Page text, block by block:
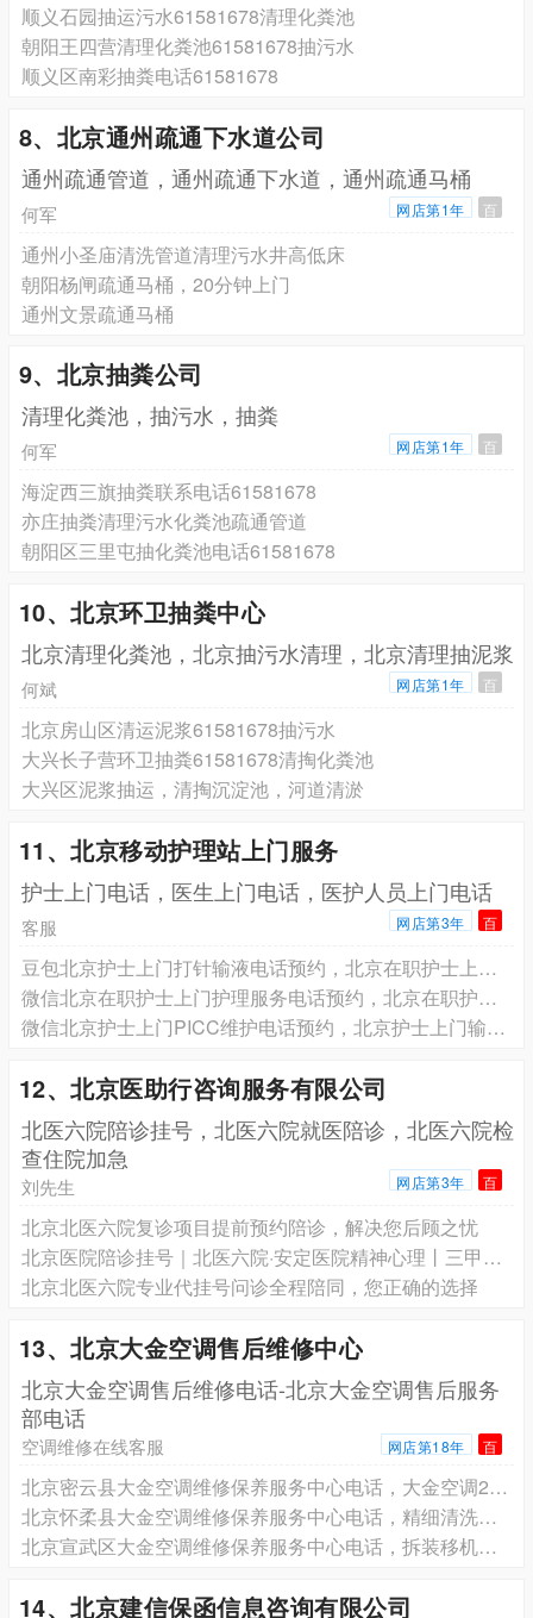
顺义石园抽运污水61581678清理化粪池
朝阳王四营清理化粪池61581678抽污水
顺义区南彩抽粪电话61581678
8、北京通州疏通下水道公司
通州疏通管道，通州疏通下水道，通州疏通马桶
何军 网店第1年 百
通州小圣庙清洗管道清理污水井高低床
朝阳杨闸疏通马桶，20分钟上门
通州文景疏通马桶
9、北京抽粪公司
清理化粪池，抽污水，抽粪
何军 网店第1年 百
海淀西三旗抽粪联系电话61581678
亦庄抽粪清理污水化粪池疏通管道
朝阳区三里屯抽化粪池电话61581678
10、北京环卫抽粪中心
北京清理化粪池，北京抽污水清理，北京清理抽泥浆
何斌 网店第1年 百
北京房山区清运泥浆61581678抽污水
大兴长子营环卫抽粪61581678清掏化粪池
大兴区泥浆抽运，清掏沉淀池，河道清淤
11、北京移动护理站上门服务
护士上门电话，医生上门电话，医护人员上门电话
客服 网店第3年 百
豆包北京护士上门打针输液电话预约，北京在职护士上门换药拆线电话预约，北京在职护士上门PICC维护电话预约
微信北京在职护士上门护理服务电话预约，北京在职护士上门打针输液电话预约，北京在职护士上门换药拆线电话预约
微信北京护士上门PICC维护电话预约，北京护士上门输液港维护电话预约，北京护士上门更换鼻饲管胃管电话预约
12、北京医助行咨询服务有限公司
北医六院陪诊挂号，北医六院就医陪诊，北医六院检
查住院加急
刘先生 网店第3年 百
北京北医六院复诊项目提前预约陪诊，解决您后顾之忧
北京医院陪诊挂号｜北医六院·安定医院精神心理丨三甲专家号预约
北京北医六院专业代挂号问诊全程陪同，您正确的选择
13、北京大金空调售后维修中心
北京大金空调售后维修电话-北京大金空调售后服务
部电话
空调维修在线客服 网店第18年 百
北京密云县大金空调维修保养服务中心电话，大金空调24小时售后
北京怀柔县大金空调维修保养服务中心电话，精细清洗保养，大金空调焕新效
北京宣武区大金空调维修保养服务中心电话，拆装移机维修，大金空调全搞定
14、北京建信保函信息咨询有限公司